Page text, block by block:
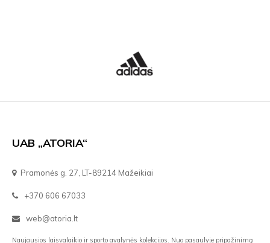
UAB „ATORIA“
Pramonės g. 27, LT-89214 Mažeikiai
+370 606 67033
web@atoria.lt
Naujausios laisvalaikio ir sporto avalynės kolekcijos. Nuo pasaulyje pripažinimą